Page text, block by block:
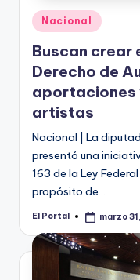
Publicado
en
Nacional
Buscan crear
Derecho de
aportaciones
artistas
Nacional | La
presentó una
163 de la Ley
propósito de…
Publicado
El Portal marzo